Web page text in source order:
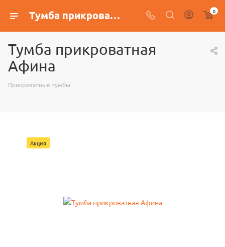
Тумба прикроватная Афина 0
Тумба прикроватная
Афина
Прикроватные тумбы
Акция